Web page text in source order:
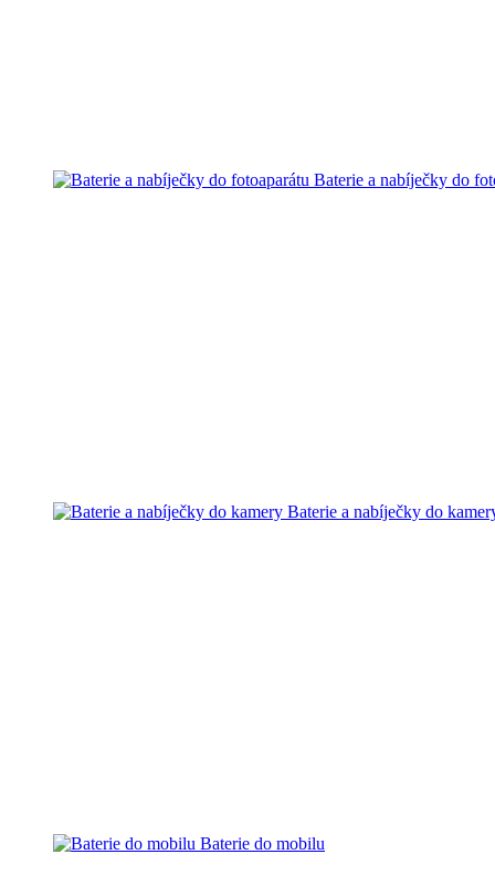
Baterie a nabíječky do
Baterie a nabíječky do
Baterie do mobilu